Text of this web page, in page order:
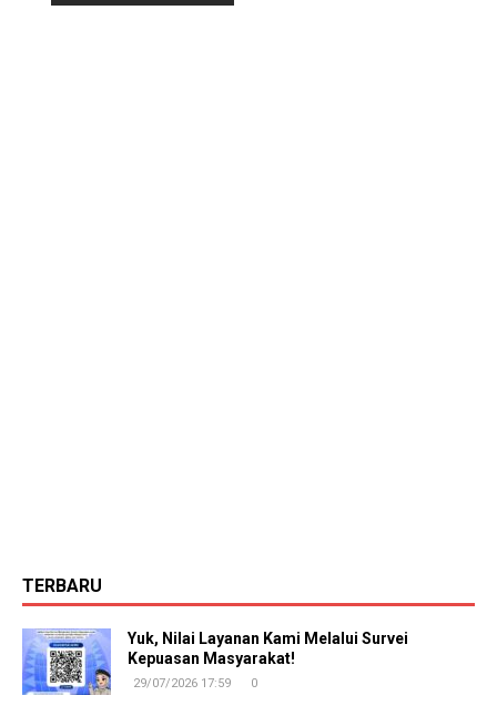
TERBARU
Yuk, Nilai Layanan Kami Melalui Survei
Kepuasan Masyarakat!
29/07/2026 17:59 0